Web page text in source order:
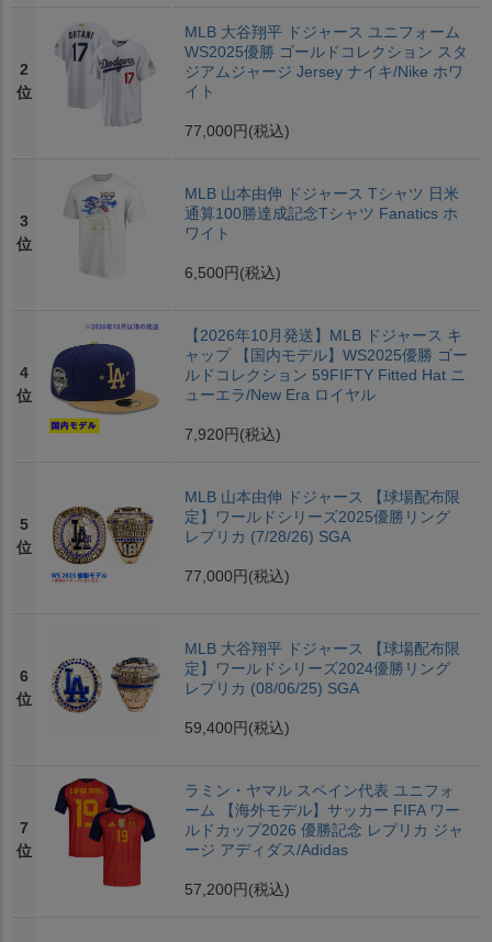
2
位
MLB 大谷翔平 ドジャース ユニフォーム
WS2025優勝 ゴールドコレクション スタ
ジアムジャージ Jersey ナイキ/Nike ホワ
イト
77,000円 (税込)
3
位
MLB 山本由伸 ドジャース Tシャツ 日米
通算100勝達成記念Tシャツ Fanatics ホ
ワイト
6,500円 (税込)
4
位
【2026年10月発送】MLB ドジャース キ
ャップ 【国内モデル】WS2025優勝 ゴー
ルドコレクション 59FIFTY Fitted Hat ニ
ューエラ/New Era ロイヤル
7,920円 (税込)
5
位
MLB 山本由伸 ドジャース 【球場配布限
定】ワールドシリーズ2025優勝リング
レプリカ (7/28/26) SGA
77,000円 (税込)
6
位
MLB 大谷翔平 ドジャース 【球場配布限
定】ワールドシリーズ2024優勝リング
レプリカ (08/06/25) SGA
59,400円 (税込)
7
位
ラミン・ヤマル スペイン代表 ユニフォ
ーム 【海外モデル】サッカー FIFA ワー
ルドカップ2026 優勝記念 レプリカ ジャ
ージ アディダス/Adidas
57,200円 (税込)